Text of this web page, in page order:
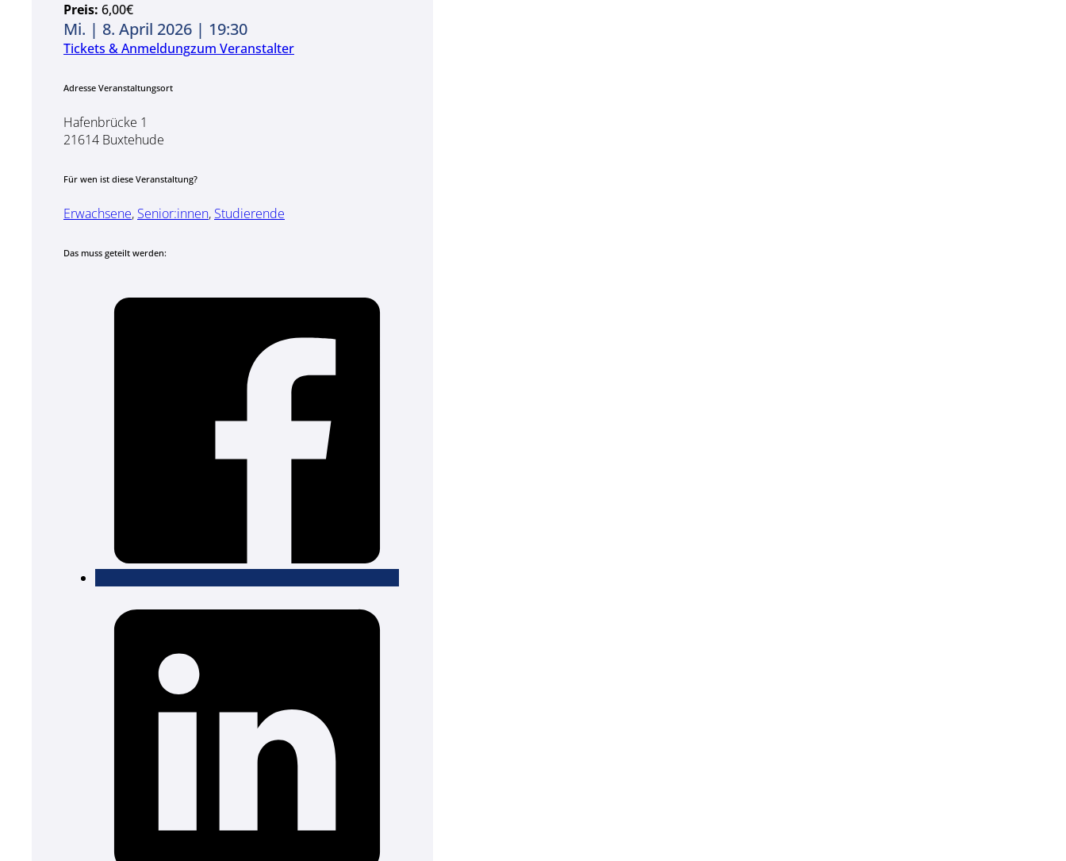
Preis: 6,00€
Mi. | 8. April 2026 | 19:30
Tickets & Anmeldungzum Veranstalter
Adresse Veranstaltungsort
Hafenbrücke 1
21614 Buxtehude
Für wen ist diese Veranstaltung?
Erwachsene, Senior:innen, Studierende
Das muss geteilt werden: